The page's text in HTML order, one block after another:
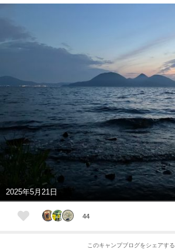
2025年5月21日
44
このキャンプブログをシェアする